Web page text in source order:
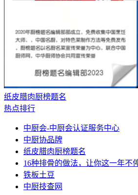
纸皮腊肉厨榜题名
热点排行
中厨会-中厨会认证服务中心
中厨协品牌
纸皮腊肉厨榜题名
16种排骨的做法，让你这一年不
铁板土豆
中厨技查网